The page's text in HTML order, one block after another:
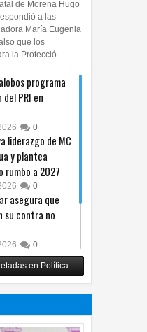
a las
María Eugenia
que los
la Protecció...
PRI en
liderazgo de MC
y plantea
a 2027
0
asegura que
su contra no
Chihuahua
derechos de
0
en Política